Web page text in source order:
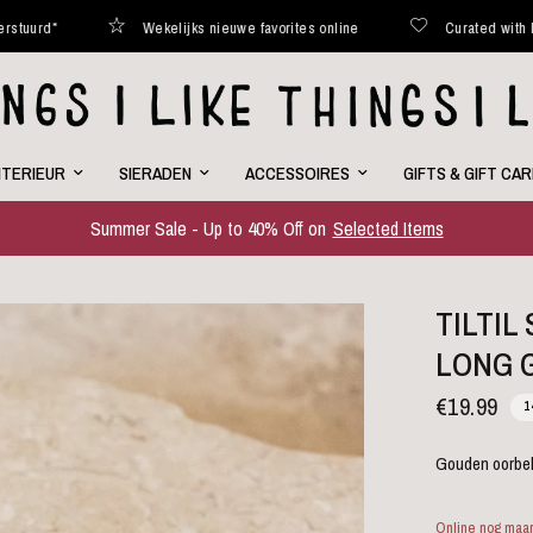
Wekelijks nieuwe favorites online Curated with love
SIERADEN ACCESSOIRES GIFTS & GIFT
Summer Sale - Up to 40% Off on Selected Items
TILTIL
LONG
€19.99
Gouden
Online nog